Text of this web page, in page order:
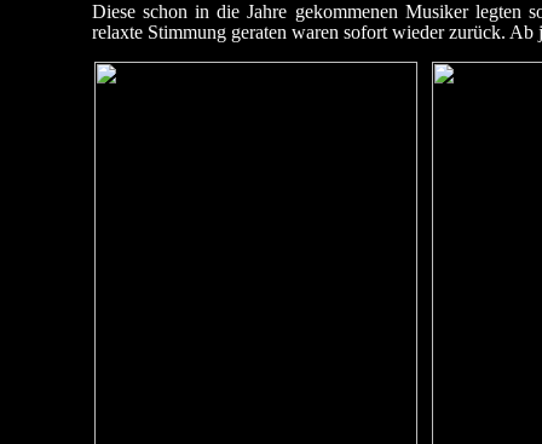
Diese schon in die Jahre gekommenen Musiker
relaxte Stimmung geraten waren sofort wieder zurück.